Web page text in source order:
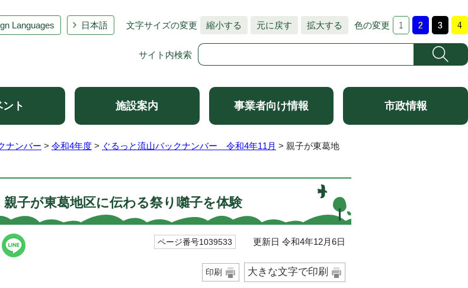
Languages 日本語 文字サイズの変更 縮小する 元に戻す 拡大する 色の変更
サイト内検索
ント 施設案内 事業者向け情報 市政情報
ナンバー > 令和4年度 > ぐるっと流山バックナンバー 令和4年11月 > 親子が東葛地
親子が東葛地区に伝わる祭り囃子を体験
ページ番号1039533 更新日 令和4年12月6日
印刷 大きな文字で印刷